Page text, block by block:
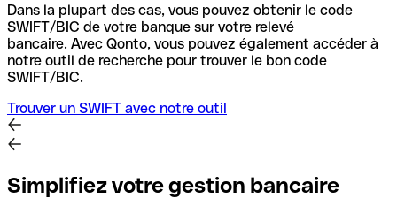
Dans la plupart des cas, vous pouvez obtenir le code
SWIFT/BIC de votre banque sur votre relevé
bancaire. Avec Qonto, vous pouvez également accéder à
notre outil de recherche pour trouver le bon code
SWIFT/BIC.
Trouver un SWIFT avec notre outil
Simplifiez votre gestion bancaire